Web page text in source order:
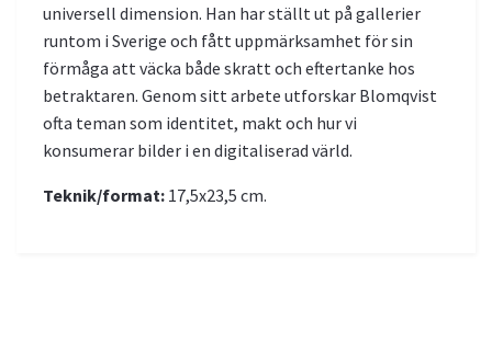
universell dimension. Han har ställt ut på gallerier
runtom i Sverige och fått uppmärksamhet för sin
förmåga att väcka både skratt och eftertanke hos
betraktaren. Genom sitt arbete utforskar Blomqvist
ofta teman som identitet, makt och hur vi
konsumerar bilder i en digitaliserad värld.
Teknik/format: 17,5x23,5 cm.